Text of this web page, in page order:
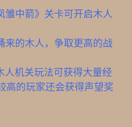
雏中箭》关卡可开启木人
来的木人，争取更高的战
人机关玩法可获得大量经
高的玩家还会获得声望奖